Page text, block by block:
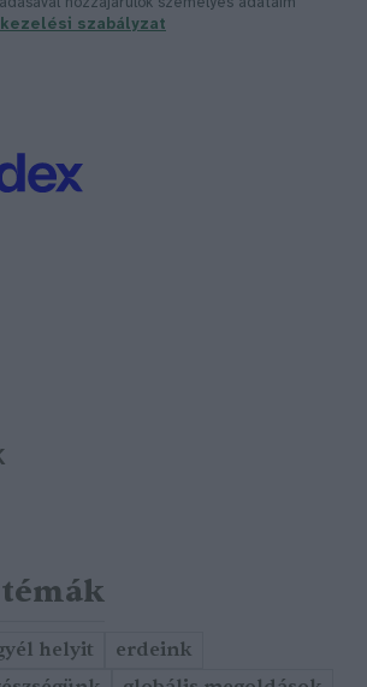
hozzájárulok személyes adataim
szabályzat
helyit
erdeink